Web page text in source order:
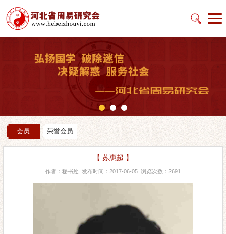
会员 荣誉会员
【 苏惠超 】
作者：秘书处 发布时间：2017-06-05 浏览次数：2691